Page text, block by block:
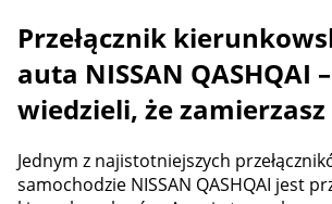
Przełącznik
auta NISSAN QASHQAI
wiedzieli, że
Jednym z najistotniejszych
samochodzie NISSAN QASHQAI jest